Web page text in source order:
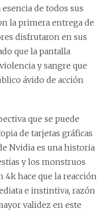
de todos sus
la primera entrega de
disfrutaron en sus
que la pantalla
y sangre que
ávido de acción
que se puede
de tarjetas gráficas
Nvidia es una historia
y los monstruos
4k hace que la reacción
e instintiva, razón
validez en este